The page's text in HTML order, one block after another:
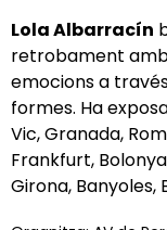
Lola Albarracín
retrobament
emocions a
formes. Ha
Vic, Granada,
Frankfurt,
Girona, Banyoles,